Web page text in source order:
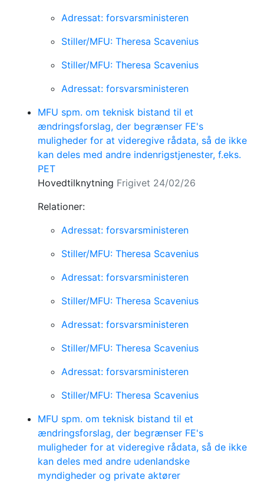
Adressat: forsvarsministeren
Stiller/MFU: Theresa Scavenius
Stiller/MFU: Theresa Scavenius
Adressat: forsvarsministeren
MFU spm. om teknisk bistand til et
ændringsforslag, der begrænser FE's
muligheder for at videregive rådata, så de ikke
kan deles med andre indenrigstjenester, f.eks.
PET
Hovedtilknytning Frigivet 24/02/26
Relationer:
Adressat: forsvarsministeren
Stiller/MFU: Theresa Scavenius
Adressat: forsvarsministeren
Stiller/MFU: Theresa Scavenius
Adressat: forsvarsministeren
Stiller/MFU: Theresa Scavenius
Adressat: forsvarsministeren
Stiller/MFU: Theresa Scavenius
MFU spm. om teknisk bistand til et
ændringsforslag, der begrænser FE's
muligheder for at videregive rådata, så de ikke
kan deles med andre udenlandske
myndigheder og private aktører